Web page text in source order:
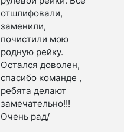
отшлифовали,
заменили,
почистили мою
родную рейку.
Остался доволен,
спасибо команде ,
ребята делают
замечательно!!!
Очень рад/